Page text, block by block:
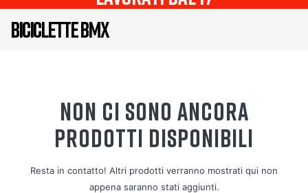
BICICLETTE BMX
NON CI SONO ANCORA
PRODOTTI DISPONIBILI
Resta in contatto! Altri prodotti verranno mostrati qui non
appena saranno stati aggiunti.